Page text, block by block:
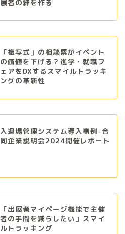
展者の絆を作る
「複写式」の相談票がイベント
の価値を下げる？進学・就職フ
ェアをDXするスマイルトラッキ
ングの革新性
入退場管理システム導入事例-合
同企業説明会2024開催レポート
「出展者マイページ機能で主催
者の手間を減らしたい」スマイ
ルトラッキング